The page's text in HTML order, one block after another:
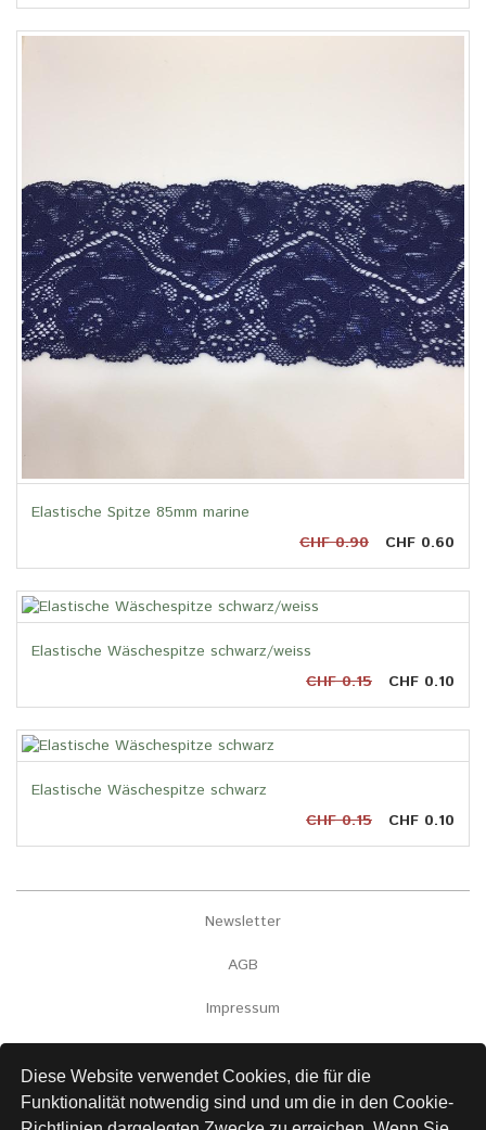
Diese Website verwendet Cookies, die für die
Funktionalität notwendig sind und um die in den Cookie-
Elastische Spitze 85mm marine
CHF 0.90 CHF 0.60
Elastische Wäschespitze schwarz/weiss
CHF 0.15 CHF 0.10
Elastische Wäschespitze schwarz
CHF 0.15 CHF 0.10
Newsletter
AGB
Impressum
Kontakt